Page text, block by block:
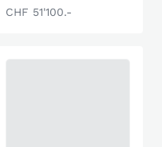
CHF 51'100.-